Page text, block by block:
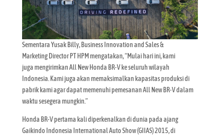
Sementara Yusak Billy, Business Innovation and Sales &
Marketing Director PT HPM mengatakan, “Mulai hari ini, kami
juga mengirimkan All New Honda BR-V ke seluruh wilayah
Indonesia. Kami juga akan memaksimalkan kapasitas produksi di
pabrik kami agar dapat memenuhi pemesanan All New BR-V dalam
waktu sesegera mungkin.”
Honda BR-V pertama kali diperkenalkan di dunia pada ajang
Gaikindo Indonesia International Auto Show (GIIAS) 2015, di